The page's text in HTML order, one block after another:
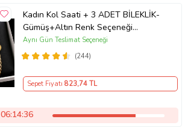
Kadın Kol Saati + 3 ADET BİLEKLİK-
Gümüş+Altın Renk Seçeneği
ayarlanabilir kordon Kadın Kol Saati
BİLEKLİK HEDİYE Altın Renk - Kız
(244)
Aynı Gün Teslimat Seçeneği
Sepet Fiyatı 823,74 TL
06:14:35